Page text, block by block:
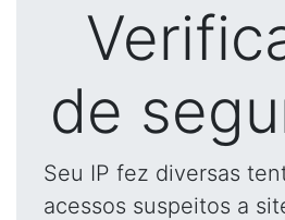
de
Seu IP fez diversas
acessos suspeitos a